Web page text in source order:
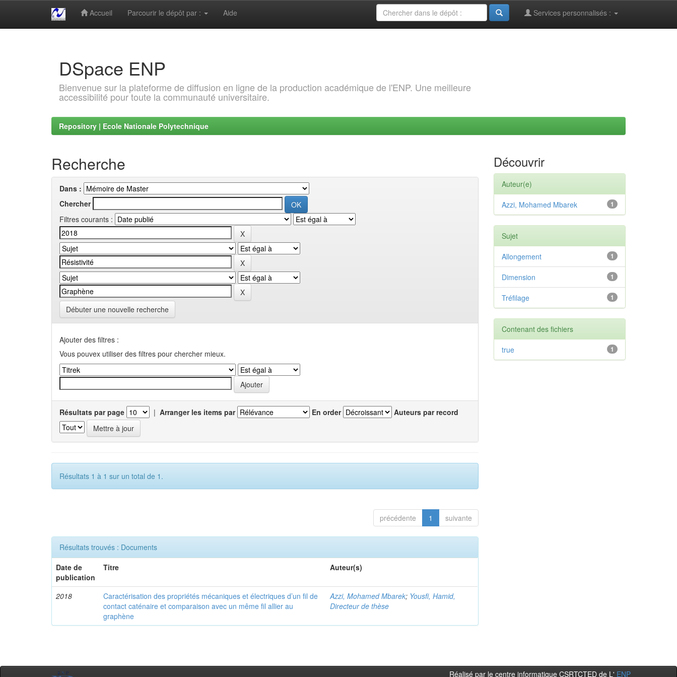
Accueil Parcourir le dépôt par : Aide Services personnalisés :
DSpace ENP
Bienvenue sur la plateforme de diffusion en ligne de la production académique de l'ENP. Une meilleure
accessibilité pour toute la communauté universitaire.
Repository | Ecole Nationale Polytechnique
Recherche
Dans :
Chercher
Filtres courants :
Débuter une nouvelle recherche
Ajouter des filtres :
Vous pouvex utiliser des filtres pour chercher mieux.
Résultats par page | Arranger les items par En order Auteurs par record
Résultats 1 à 1 sur un total de 1.
précédente 1 suivante
Résultats trouvés : Documents
Date de
publication
Titre Auteur(s)
2018
Caractérisation des propriétés mécaniques et électriques d’un fil de
contact caténaire et comparaison avec un même fil allier au
graphène
Azzi, Mohamed Mbarek; Yousfi, Hamid,
Directeur de thèse
Découvrir
Auteur(e)
1
Azzi, Mohamed Mbarek
Sujet
1
Allongement
1
Dimension
1
Tréfilage
Contenant des fichiers
1
true
Réalisé par le centre informatique CSRTCTED de L' ENP